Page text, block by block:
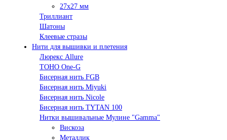
27х27 мм
Триллиант
Шатоны
Клеевые стразы
Нити для вышивки и плетения
Люрекс Аllure
TOHO One-G
Бисерная нить FGB
Бисерная нить Miyuki
Бисерная нить Nicole
Бисерная нить TYTAN 100
Нитки вышивальные Мулине "Gamma"
Вискоза
Металлик